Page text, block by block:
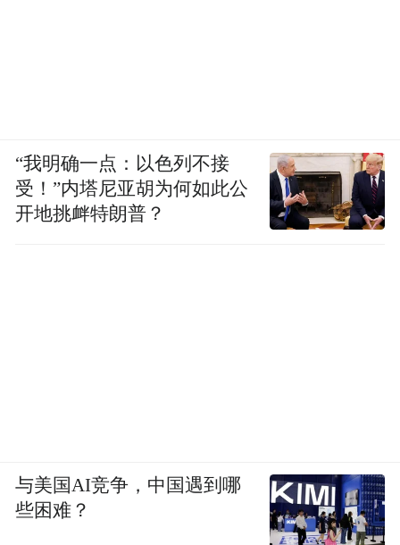
“我明确一点：以色列不接
受！”内塔尼亚胡为何如此公
开地挑衅特朗普？
与美国AI竞争，中国遇到哪
些困难？